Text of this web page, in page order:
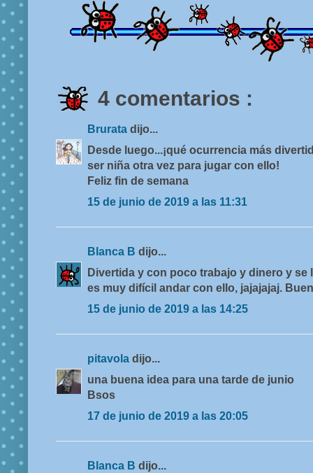
4 comentarios :
Brurata dijo...
Desde luego...¡qué ocurrencia más
ser niña otra vez para jugar con ello!
Feliz fin de semana
15 de junio de 2019 a las 11:31
Blanca B dijo...
Divertida y con poco trabajo y dinero y se
es muy difícil andar con ello, jajajajaj.
15 de junio de 2019 a las 14:25
pitavola dijo...
una buena idea para una tarde de junio
Bsos
17 de junio de 2019 a las 20:05
Blanca B dijo...